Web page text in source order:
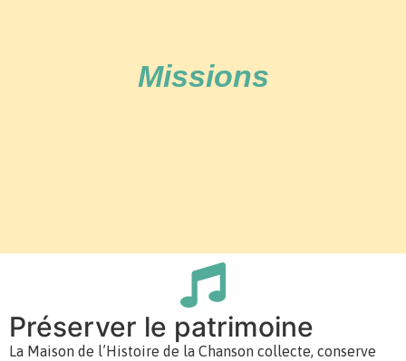
Missions
Préserver le patrimoine
La Maison de l’Histoire de la Chanson collecte, conserve